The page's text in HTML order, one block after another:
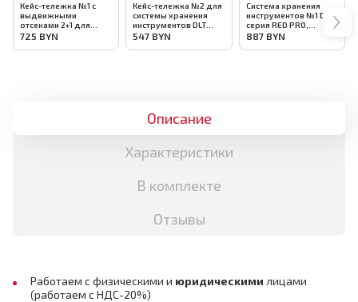
Кейс-тележка №1 с
выдвижными
отсеками 2+1 для
системы хранения
серия RED PRO,
725 BYN
Кейс-тележка №2 для
системы хранения
инструментов DLT
серия RED PRO,
547 BYN
Система хранения
инструментов №1 DLT
серия RED PRO,
арт.4050
887 BYN
Описание
Характеристики
В комплекте
Отзывы
Работаем с физическими и юридическими лицами
(работаем с НДС-20%)